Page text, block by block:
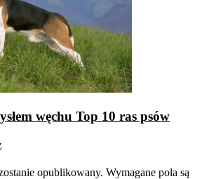
węchu Top 10 ras psów
opublikowany. Wymagane pola są